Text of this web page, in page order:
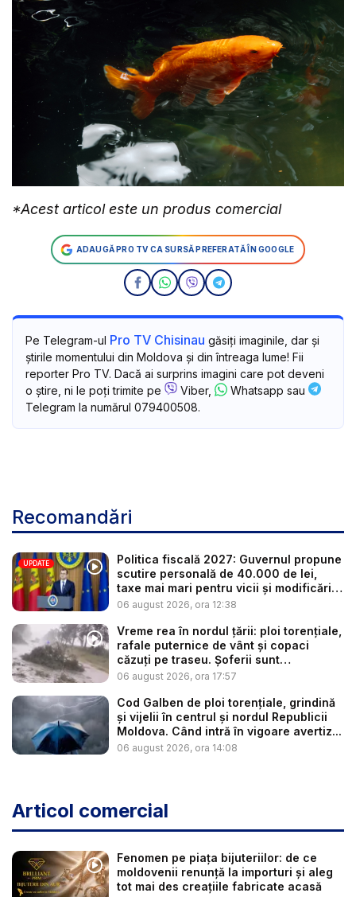
*Acest articol este un produs comercial
ADAUGĂ PRO TV CA SURSĂ PREFERATĂ ÎN GOOGLE
Pe Telegram-ul Pro TV Chisinau găsiți imaginile, dar și
știrile momentului din Moldova și din întreaga lume! Fii
reporter Pro TV. Dacă ai surprins imagini care pot deveni
o știre, ni le poți trimite pe
Viber,
Whatsapp sau
Telegram la numărul 079400508.
Recomandări
UPDATE
Politica fiscală 2027: Guvernul propune
scutire personală de 40.000 de lei,
taxe mai mari pentru vicii și modificări
l...
06 august 2026, ora 12:38
Vreme rea în nordul țării: ploi torențiale,
rafale puternice de vânt și copaci
căzuți pe traseu. Șoferii sunt
îndemnaț...
06 august 2026, ora 17:57
Cod Galben de ploi torențiale, grindină
și vijelii în centrul și nordul Republicii
Moldova. Când intră în vigoare avertiz...
06 august 2026, ora 14:08
Articol comercial
Fenomen pe piața bijuteriilor: de ce
moldovenii renunță la importuri și aleg
tot mai des creațiile fabricate acasă